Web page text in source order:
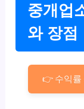
중개업
와 장점
👉 수익률